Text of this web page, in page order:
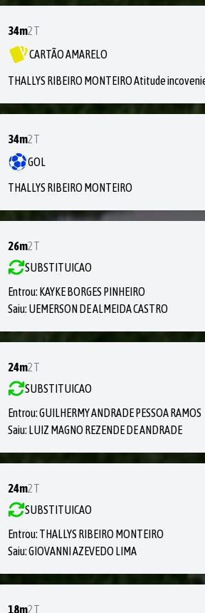
34m2T
CARTÃO AMARELO
THALLYS RIBEIRO MONTEIRO Atitude
34m2T
GOL
THALLYS RIBEIRO MONTEIRO
26m2T
SUBSTITUICAO
Entrou: KAYKE BORGES PINHEIRO
Saiu: UEMERSON DE ALMEIDA CASTRO
24m2T
SUBSTITUICAO
Entrou:GUILHERMY ANDRADE PESSOA RAMOS
Saiu: LUIZ MAGNO REZENDE DE ANDRADE
24m2T
SUBSTITUICAO
Entrou: THALLYS RIBEIRO MONTEIRO
Saiu:GIOVANNI AZEVEDO LIMA
18m2T